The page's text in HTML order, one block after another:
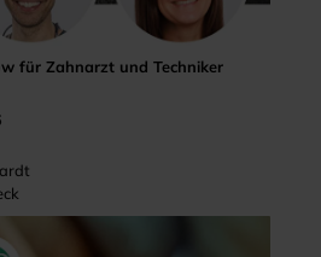
für Zahnarzt und Techniker